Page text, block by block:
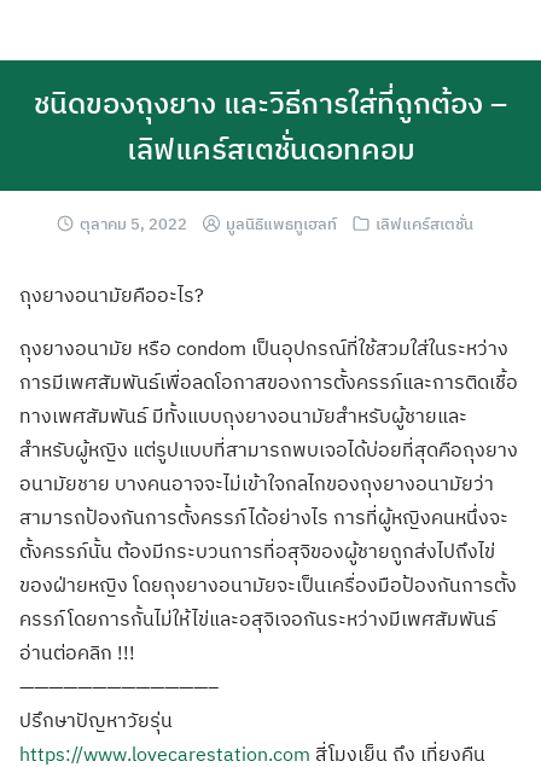
ชนิดของถุงยาง และวิธีการใส่ที่ถูกต้อง –
เลิฟแคร์สเตชั่นดอทคอม
ตุลาคม 5, 2022 มูลนิธิแพธทูเฮลท์ เลิฟแคร์สเตชั่น
ถุงยางอนามัยคืออะไร?
ถุงยางอนามัย หรือ condom เป็นอุปกรณ์ที่ใช้สวมใส่ในระหว่าง
การมีเพศสัมพันธ์เพื่อลดโอกาสของการตั้งครรภ์และการติดเชื้อ
ทางเพศสัมพันธ์ มีทั้งแบบถุงยางอนามัยสำหรับผู้ชายและ
สำหรับผู้หญิง แต่รูปแบบที่สามารถพบเจอได้บ่อยที่สุดคือถุงยาง
อนามัยชาย บางคนอาจจะไม่เข้าใจกลไกของถุงยางอนามัยว่า
สามารถป้องกันการตั้งครรภ์ได้อย่างไร การที่ผู้หญิงคนหนึ่งจะ
ตั้งครรภ์นั้น ต้องมีกระบวนการที่อสุจิของผู้ชายถูกส่งไปถึงไข่
ของฝ่ายหญิง โดยถุงยางอนามัยจะเป็นเครื่องมือป้องกันการตั้ง
ครรภ์โดยการกั้นไม่ให้ไข่และอสุจิเจอกันระหว่างมีเพศสัมพันธ์
อ่านต่อคลิก !!!
—————————————–
ปรึกษาปัญหาวัยรุ่น
https://www.lovecarestation.com สี่โมงเย็น ถึง เที่ยงคืน